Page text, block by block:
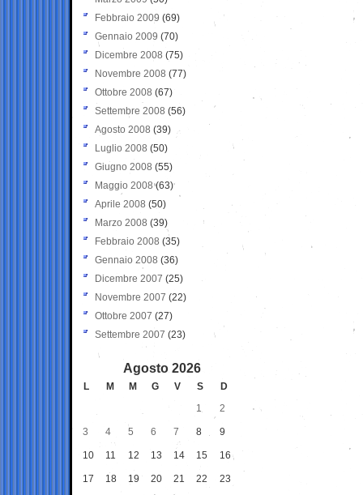
Febbraio 2009 (69)
Gennaio 2009 (70)
Dicembre 2008 (75)
Novembre 2008 (77)
Ottobre 2008 (67)
Settembre 2008 (56)
Agosto 2008 (39)
Luglio 2008 (50)
Giugno 2008 (55)
Maggio 2008(63)
Aprile 2008 (50)
Marzo 2008 (39)
Febbraio 2008 (35)
Gennaio 2008 (36)
Dicembre 2007 (25)
Novembre 2007 (22)
Ottobre 2007 (27)
Settembre 2007 (23)
Agosto 2026
L M M G V S
D
1
2
3 4 5 6 7 8 9
10 11 12 13 14 15 16
17 18 19 20 21 22 23